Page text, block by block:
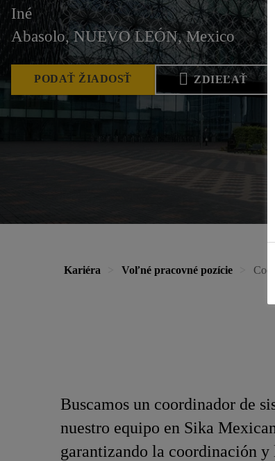
Iné
Abasolo, NUEVO LEÓN, Mexico
PODAŤ ŽIADOSŤ ZDIEĽAŤ
Kariéra Voľné pracovné pozície
Buscamos un coordinador de
nuestro equipo en Sika
garantizando la coordinación